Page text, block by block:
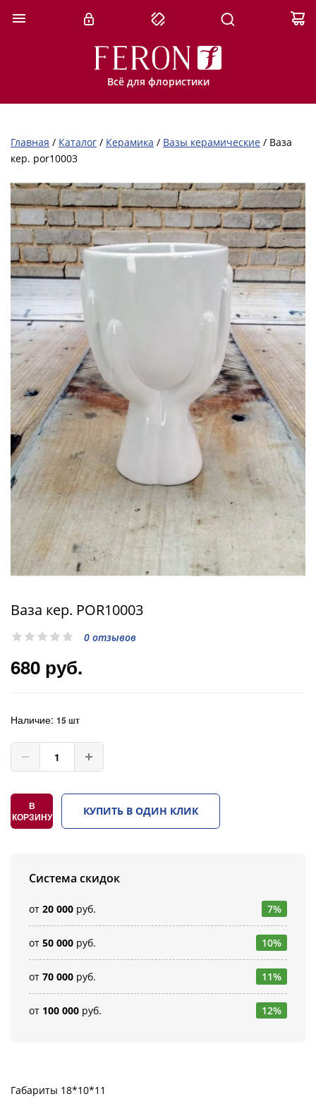
Всё для флористики
Главная / Каталог / Керамика / Вазы керамические / Ваза
кер. por10003
Ваза кер. POR10003
0 отзывов
680 руб.
Наличие: 15 шт
В
КОРЗИНУ
КУПИТЬ В ОДИН КЛИК
Система скидок
от 20 000 руб. 7%
от 50 000 руб. 10%
от 70 000 руб. 11%
от 100 000 руб. 12%
Габариты 18*10*11